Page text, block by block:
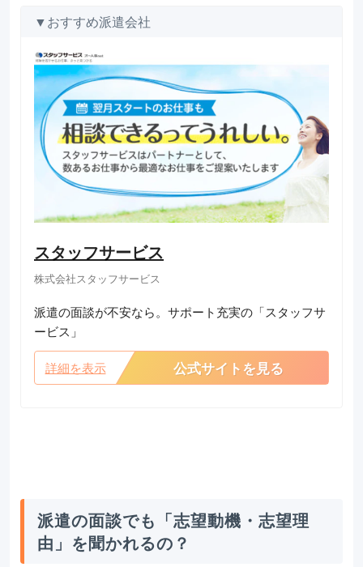
▼おすすめ派遣会社
スタッフサービス
株式会社スタッフサービス
派遣の面談が不安なら。サポート充実の「スタッフサ
ービス」
詳細を表示 公式サイトを見る
派遣の面談でも「志望動機・志望理
由」を聞かれるの？